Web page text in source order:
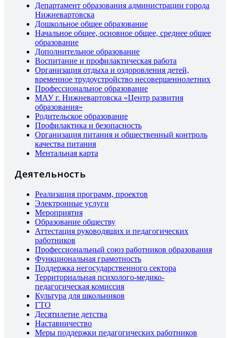
Департамент образования администрации города
Нижневартовска
Дошкольное общее образование
Начальное общее, основное общее, среднее общее
образование
Дополнительное образование
Воспитание и профилактическая работа
Организация отдыха и оздоровления детей,
временное трудоустройство несовершеннолетних
Профессиональное образование
МАУ г. Нижневартовска «Центр развития
образования»
Родительское образование
Профилактика и безопасность
Организация питания и общественный контроль
качества питания
Ментальная карта
Деятельность
Реализация программ, проектов
Электронные услуги
Мероприятия
Образование обществу
Аттестация руководящих и педагогических
работников
Профессиональный союз работников образования
Функциональная грамотность
Поддержка негосударственного сектора
Территориальная психолого-медико-
педагогическая комиссия
Культура для школьников
ГТО
Десятилетие детства
Наставничество
Меры поддержки педагогических работников